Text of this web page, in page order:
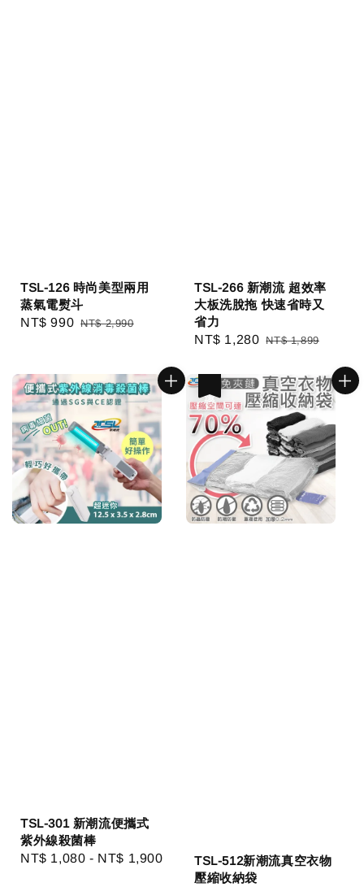
TSL-126 時尚美型兩用
蒸氣電熨斗
Sale
NT$ 990 Regular
NT$ 2,990
TSL-266 新潮流 超效率
大板洗脫拖 快速省時又
省力
Sale
NT$ 1,280 Regular
NT$ 1,899
TSL-301 新潮流便攜式
紫外線殺菌棒
Regular
NT$ 1,080 - NT$ 1,900
TSL-512新潮流真空衣物
壓縮收納袋